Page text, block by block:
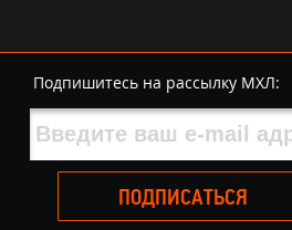
Подпишитесь на рассылку МХЛ:
ПОДПИСАТЬСЯ